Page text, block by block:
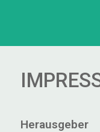
Herausgeber